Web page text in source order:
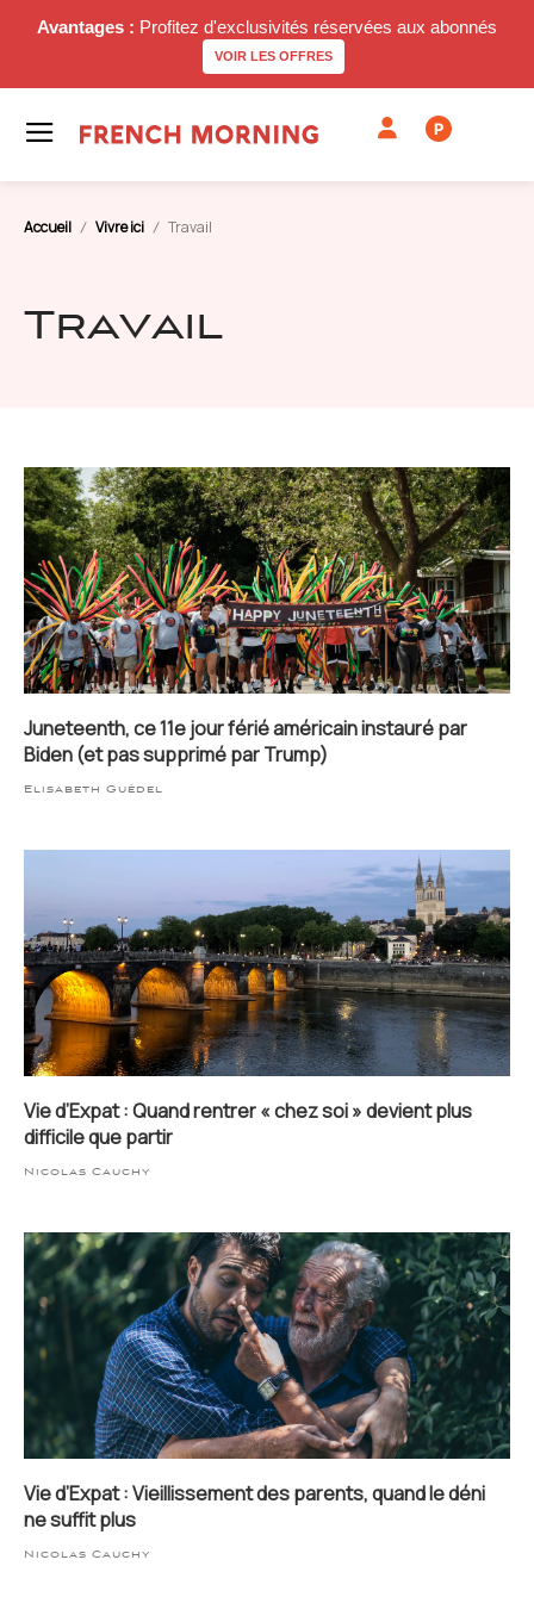
Avantages : Profitez d'exclusivités réservées aux abonnés
VOIR LES OFFRES
P
Accueil Vivre ici Travail
Travail
Juneteenth, ce 11e jour férié américain instauré par
Biden (et pas supprimé par Trump)
Elisabeth Guédel
Vie d’Expat : Quand rentrer « chez soi » devient plus
difficile que partir
Nicolas Cauchy
Vie d’Expat : Vieillissement des parents, quand le déni
ne suffit plus
Nicolas Cauchy